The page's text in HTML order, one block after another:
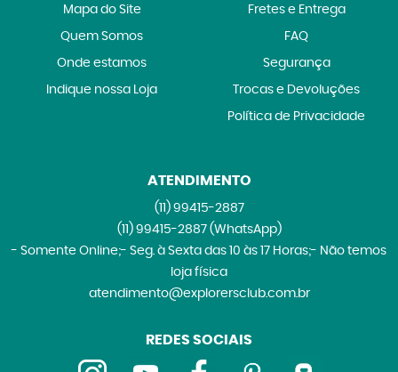
Mapa do Site
Quem Somos
Onde estamos
Indique nossa Loja
Fretes e Entrega
FAQ
Segurança
Trocas e Devoluções
Política de Privacidade
ATENDIMENTO
(11)99415-2887
(11)99415-2887 (WhatsApp)
- Somente Online;- Seg. à Sexta das 10 às 17 Horas;- Não temos
loja física
atendimento@explorersclub.com.br
REDES SOCIAIS